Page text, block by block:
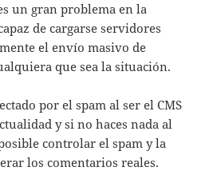
un gran problema en la
de cargarse servidores
el envío masivo de
que sea la situación.
por el spam al ser el CMS
y si no haces nada al
controlar el spam y la
los comentarios reales.